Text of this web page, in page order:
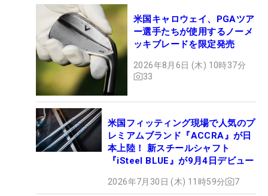
米国キャロウェイ、PGAツア
ー選手たちが使用するノーメ
ッキブレードを限定発売
2026年8月6日 (木) 10時37分
33
米国フィッティング現場で人気のプ
レミアムブランド『ACCRA』が日
本上陸！ 新スチールシャフト
『iSteel BLUE』が9月4日デビュー
2026年7月30日 (木) 11時59分 7